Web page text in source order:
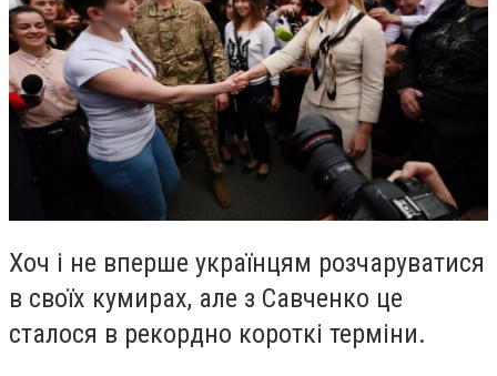
Хоч і не вперше українцям розчаруватися
в своїх кумирах, але з Савченко це
сталося в рекордно короткі терміни.